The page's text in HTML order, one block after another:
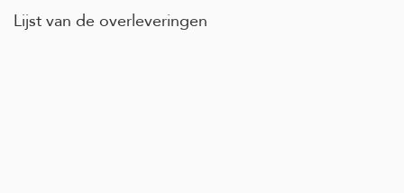
Lijst van de overleveringen